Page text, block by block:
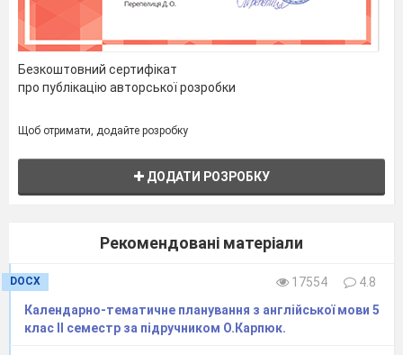
Безкоштовний сертифікат
про публікацію авторської розробки
Щоб отримати, додайте розробку
ДОДАТИ РОЗРОБКУ
Рекомендовані матеріали
DOCX 17554
4.8
Календарно-тематичне планування з англійської мови 5
клас ІІ семестр за підручником О.Карпюк.